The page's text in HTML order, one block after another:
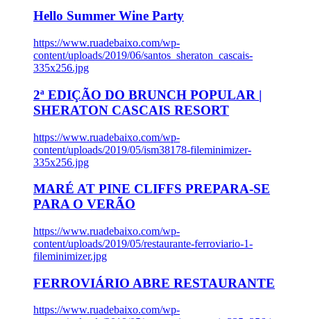
Hello Summer Wine Party
https://www.ruadebaixo.com/wp-
content/uploads/2019/06/santos_sheraton_cascais-
335x256.jpg
2ª EDIÇÃO DO BRUNCH POPULAR |
SHERATON CASCAIS RESORT
https://www.ruadebaixo.com/wp-
content/uploads/2019/05/ism38178-fileminimizer-
335x256.jpg
MARÉ AT PINE CLIFFS PREPARA-SE
PARA O VERÃO
https://www.ruadebaixo.com/wp-
content/uploads/2019/05/restaurante-ferroviario-1-
fileminimizer.jpg
FERROVIÁRIO ABRE RESTAURANTE
https://www.ruadebaixo.com/wp-